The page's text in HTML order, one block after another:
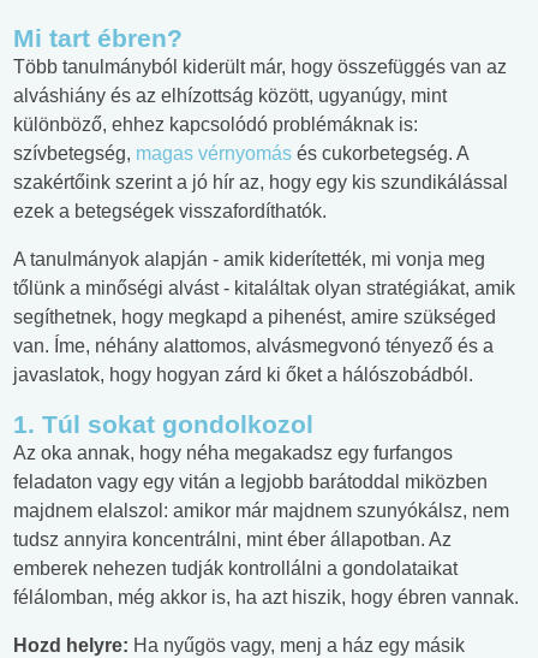
Mi tart ébren?
Több tanulmányból kiderült már, hogy összefüggés van az
alváshiány és az elhízottság között, ugyanúgy, mint
különböző, ehhez kapcsolódó problémáknak is:
szívbetegség, magas vérnyomás és cukorbetegség. A
szakértőink szerint a jó hír az, hogy egy kis szundikálással
ezek a betegségek visszafordíthatók.
A tanulmányok alapján - amik kiderítették, mi vonja meg
tőlünk a minőségi alvást - kitaláltak olyan stratégiákat, amik
segíthetnek, hogy megkapd a pihenést, amire szükséged
van. Íme, néhány alattomos, alvásmegvonó tényező és a
javaslatok, hogy hogyan zárd ki őket a hálószobádból.
1. Túl sokat gondolkozol
Az oka annak, hogy néha megakadsz egy furfangos
feladaton vagy egy vitán a legjobb barátoddal miközben
majdnem elalszol: amikor már majdnem szunyókálsz, nem
tudsz annyira koncentrálni, mint éber állapotban. Az
emberek nehezen tudják kontrollálni a gondolataikat
félálomban, még akkor is, ha azt hiszik, hogy ébren vannak.
Hozd helyre: Ha nyűgös vagy, menj a ház egy másik